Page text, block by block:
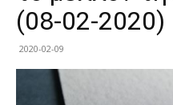
(08-02-2020)
2020-02-09